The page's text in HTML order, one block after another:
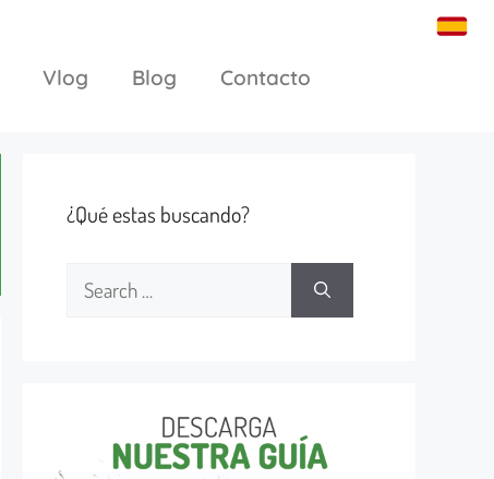
Vlog Blog Contacto
¿Qué estas buscando?